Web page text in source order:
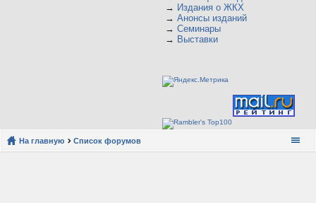
→ Издания о ЖКХ
→ Анонсы изданий
→ Семинары
→ Выставки
На главную Список форумов